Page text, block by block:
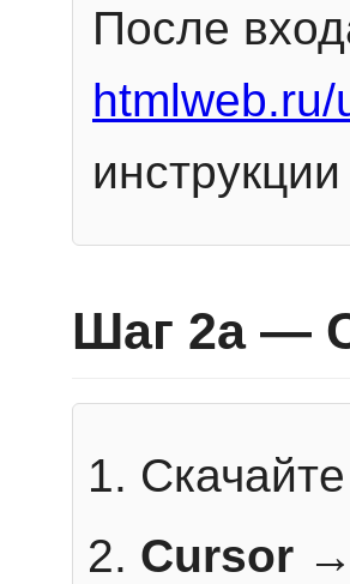
После
Шаг 2a —
Скачайте
Cursor